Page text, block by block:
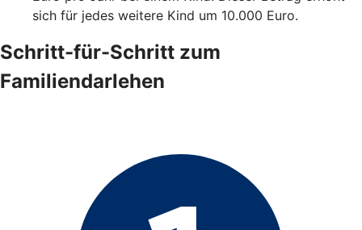
sich für jedes weitere Kind um 10.000 Euro.
Schritt-für-Schritt zum
Familiendarlehen